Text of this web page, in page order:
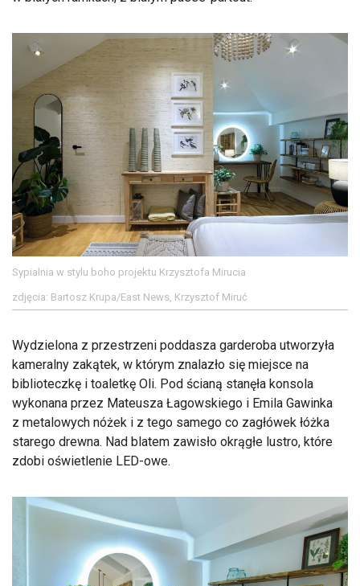
Sypialnia w stylu boho projektu Krzysztofa Mirucia
zdjęcia: Bartosz Krupa/East News, Krzysztof Miruć
Wydzielona z przestrzeni poddasza garderoba utworzyła
kameralny zakątek, w którym znalazło się miejsce na
biblioteczkę i toaletkę Oli. Pod ścianą stanęła konsola
wykonana przez Mateusza Łagowskiego i Emila Gawinka
z metalowych nóżek i z tego samego co zagłówek łóżka
starego drewna. Nad blatem zawisło okrągłe lustro, które
zdobi oświetlenie LED-owe.